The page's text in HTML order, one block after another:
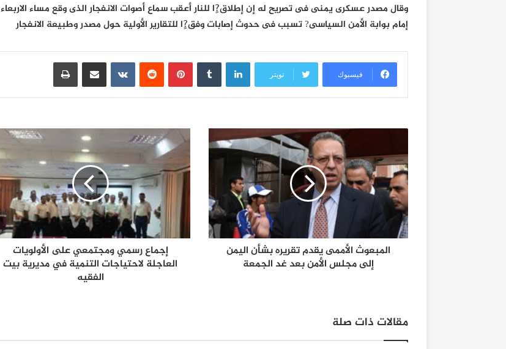
وقال مصدر عسكرى يمنى فى تصريح له إن إطلاق?ٍا للنار أعقب سماع أصوات الانفجار الذى وقع مساء الاربعاء
إمام بوابة الأمن السياسى? تسبب فى حدوث إصابات وفق?ٍا للتقارير الأولية حول مصدر وطبيعة الانفجار
فيسبوك تويتر
لينكدإن بينتيريست مشاركة عبر البريد طباعة
المبعوث الأممى يقدم تقريره بشأن اليمن
إلى مجلس الأمن بعد غد الجمعة
إجماع رسمي ومجتمعي على الأولويات
العاجلة لاحتياجات التنمية في مديرية بيت
الفقيه
مقالات ذات صلة